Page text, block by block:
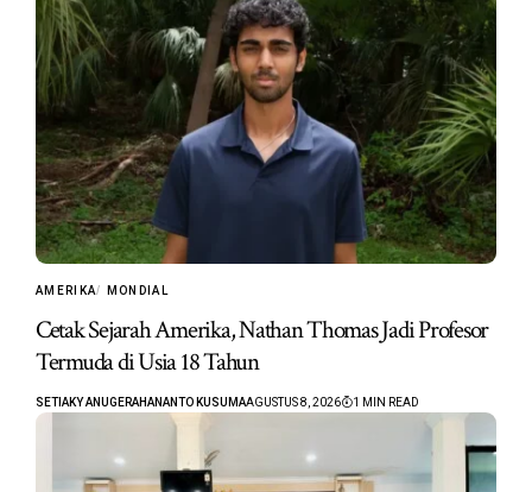
AMERIKA MONDIAL
Cetak Sejarah Amerika, Nathan Thomas Jadi Profesor
Termuda di Usia 18 Tahun
SETIAKY ANUGERAHANANTO KUSUMAAGUSTUS 8, 2026 1 MIN READ